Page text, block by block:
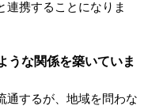
連携することになりま
うな関係を築いていま
通するが、地域を問わな